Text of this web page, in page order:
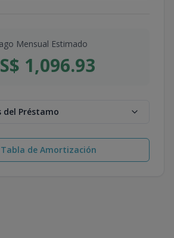
Mensual Estimado
1,096.93
del Préstamo
de Amortización